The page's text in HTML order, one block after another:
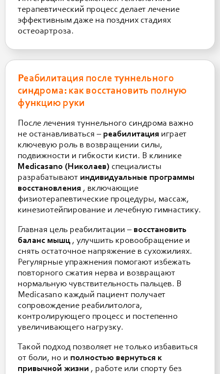
терапевтический процесс делает лечение
эффективным даже на поздних стадиях
остеоартроза.
Реабилитация после туннельного
синдрома: как восстановить полную
функцию руки
После лечения туннельного синдрома важно
не останавливаться – реабилитация играет
ключевую роль в возвращении силы,
подвижности и гибкости кисти. В клинике
Medicasano (Николаев) специалисты
разрабатывают индивидуальные программы
восстановления , включающие
физиотерапевтические процедуры, массаж,
кинезиотейпирование и лечебную гимнастику.
Главная цель реабилитации – восстановить
баланс мышц , улучшить кровообращение и
снять остаточное напряжение в сухожилиях.
Регулярные упражнения помогают избежать
повторного сжатия нерва и возвращают
нормальную чувствительность пальцев. В
Medicasano каждый пациент получает
сопровождение реабилитолога,
контролирующего процесс и постепенно
увеличивающего нагрузку.
Такой подход позволяет не только избавиться
от боли, но и полностью вернуться к
привычной жизни , работе или спорту без